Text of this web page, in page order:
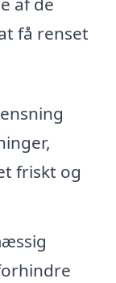
få renset
friskt og